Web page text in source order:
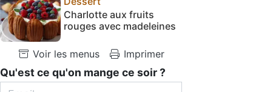
Charlotte aux fruits
rouges avec madeleines
Voir les menus Imprimer
Qu'est ce qu'on mange ce soir ?